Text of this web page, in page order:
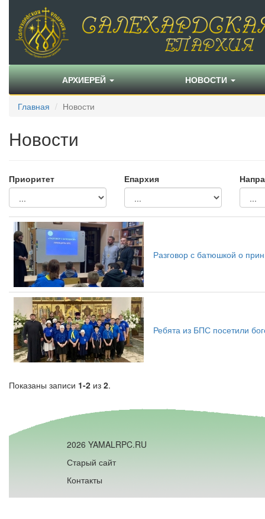
АРХИЕРЕЙ НОВОСТИ
Главная Новости
Новости
Приоритет Епархия
Разговор с батюшкой о
Ребята из БПС посетили
Показаны записи 1-2 из 2.
2026 YAMALRPC.RU
Старый сайт
Контакты